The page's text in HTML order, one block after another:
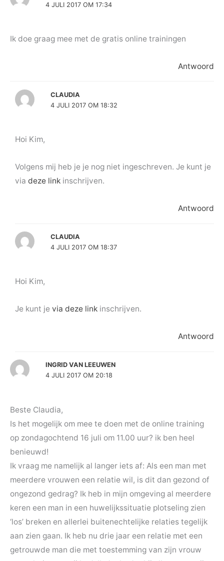
4 JULI 2017 OM 17:34
Ik doe graag mee met de gratis online trainingen
Antwoord
CLAUDIA
4 JULI 2017 OM 18:32
Hoi Kim,
Volgens mij heb je je nog niet ingeschreven. Je kunt je
viadeze link inschrijven.
Antwoord
CLAUDIA
4 JULI 2017 OM 18:37
Hoi Kim,
Je kunt jevia deze link inschrijven.
Antwoord
INGRID VAN LEEUWEN
4 JULI 2017 OM 20:18
Beste Claudia,
Is het mogelijk om mee te doen met de online training
op zondagochtend 16 juli om 11.00 uur? ik ben heel
benieuwd!
Ik vraag me namelijk al langer iets af: Als een man met
meerdere vrouwen een relatie wil, is dit dan gezond of
ongezond gedrag? Ik heb in mijn omgeving al meerdere
keren een man in een huwelijkssituatie plotseling zien
‘los’ breken en allerlei buitenechtelijke relaties tegelijk
aan zien gaan. Ik heb nu drie jaar een relatie met een
getrouwde man die met toestemming van zijn vrouw